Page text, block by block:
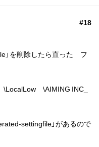
#18
」を削除したら直った フ
\AIMING INC_
settingfile」があるので